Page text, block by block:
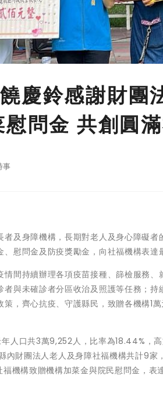
慶鈴感謝財團
問金 共創圓
事
及身障機構，長期對老人及身心障礙
慰問金及防疫獎勵金，向社福機構表達
間持續辦理各項疫苗接種、篩檢服務
與未確診者分區收治及照護等任務；
，齊心抗疫、守護縣民，致贈各機構1
人口共3萬9,252人，比率為18.44%，
財團法人老人及身障社福機構共計9家
機構致贈機構加菜金與院民慰問金，表